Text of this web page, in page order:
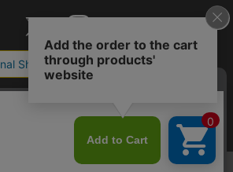
Co., Ltd.All rights Reserved.